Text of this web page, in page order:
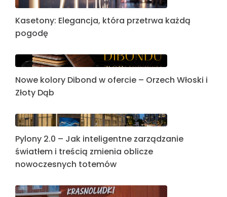
Kasetony: Elegancja, która przetrwa każdą
pogodę
Nowe kolory Dibond w ofercie – Orzech Włoski i
Złoty Dąb
Pylony 2.0 – Jak inteligentne zarządzanie
światłem i treścią zmienia oblicze
nowoczesnych totemów